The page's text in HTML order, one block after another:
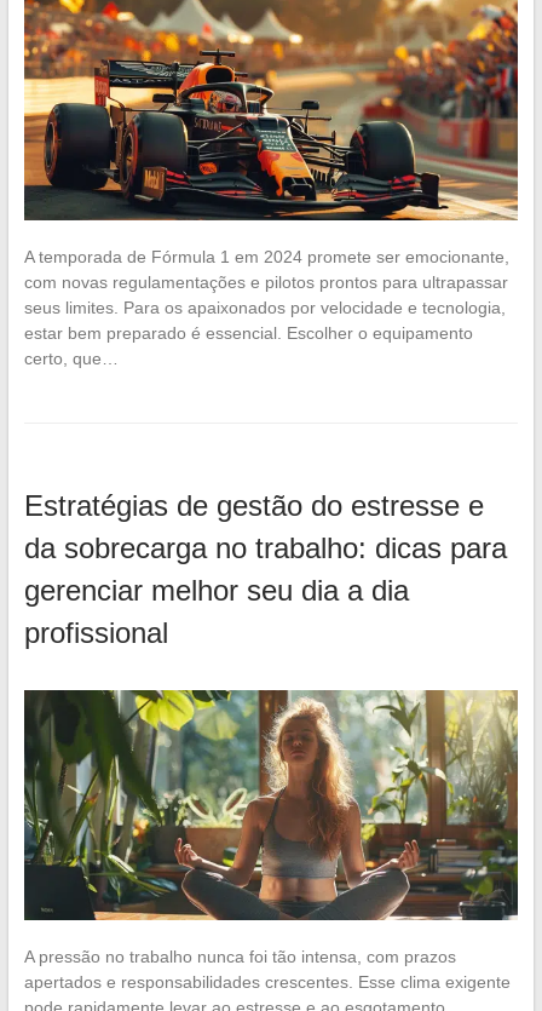
A temporada de Fórmula 1 em 2024 promete ser emocionante,
com novas regulamentações e pilotos prontos para ultrapassar
seus limites. Para os apaixonados por velocidade e tecnologia,
estar bem preparado é essencial. Escolher o equipamento
certo, que…
Estratégias de gestão do estresse e
da sobrecarga no trabalho: dicas para
gerenciar melhor seu dia a dia
profissional
A pressão no trabalho nunca foi tão intensa, com prazos
apertados e responsabilidades crescentes. Esse clima exigente